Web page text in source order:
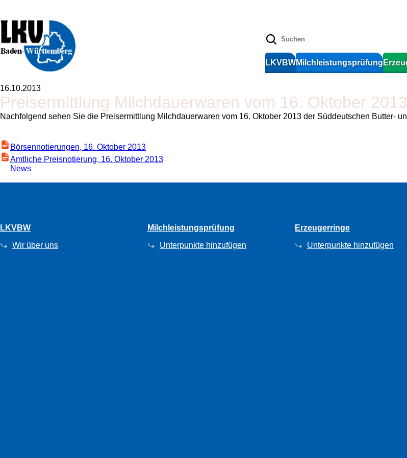
LKVBWMilchleistungsprüfung
16.10.2013
Preisermittlung Milchdauerwaren vom 16. Oktober 2013
Nachfolgend sehen Sie die Preisermittlung Milchdauerwaren vom 16. Oktober 2013 der Süddeutschen Butter-
Börsennotierungen, 16. Oktober 2013
Amtliche Preisnotierung, 16. Oktober 2013
News
LKVBW
Wir über uns
Milchleistungsprüfung
Unterpunkte hinzufügen
Erzeugerringe
Unterpunkte hinzufügen